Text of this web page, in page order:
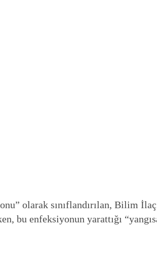
olarak sınıflandırılan, Bilim
bu enfeksiyonun yarattığı